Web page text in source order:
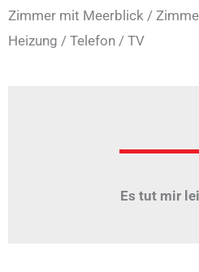
Zimmer mit Meerblick /
Heizung / Telefon / TV
Es tut mir